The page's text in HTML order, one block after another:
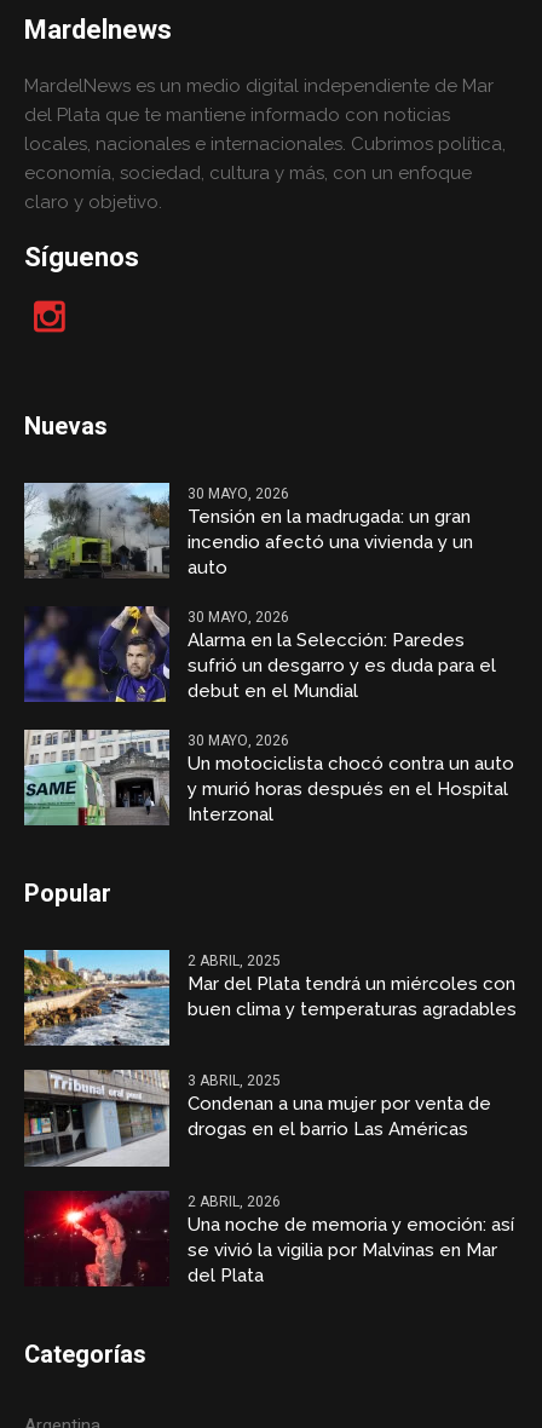
Mardelnews
MardelNews es un medio digital independiente de Mar
del Plata que te mantiene informado con noticias
locales, nacionales e internacionales. Cubrimos política,
economía, sociedad, cultura y más, con un enfoque
claro y objetivo.
Síguenos
Nuevas
30 MAYO, 2026
Tensión en la madrugada: un gran
incendio afectó una vivienda y un
auto
30 MAYO, 2026
Alarma en la Selección: Paredes
sufrió un desgarro y es duda para el
debut en el Mundial
30 MAYO, 2026
Un motociclista chocó contra un auto
y murió horas después en el Hospital
Interzonal
Popular
2 ABRIL, 2025
Mar del Plata tendrá un miércoles con
buen clima y temperaturas agradables
3 ABRIL, 2025
Condenan a una mujer por venta de
drogas en el barrio Las Américas
2 ABRIL, 2026
Una noche de memoria y emoción: así
se vivió la vigilia por Malvinas en Mar
del Plata
Categorías